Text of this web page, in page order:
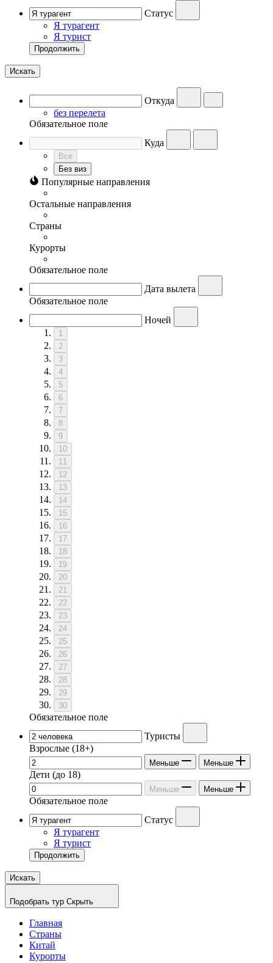
Статус
Я турагент
Я турист
Продолжить
Искать
Откуда
без перелета
Обязательное поле
Куда
Все
Без виз
Популярные направления
Остальные направления
Страны
Курорты
Обязательное поле
Дата вылета
Обязательное поле
Ночей
1
2
3
4
5
6
7
8
9
10
11
12
13
14
15
16
17
18
19
20
21
22
23
24
25
26
27
28
29
30
Обязательное поле
Туристы
Взрослые (18+)
Меньше Меньше
Дети (до 18)
Меньше Меньше
Обязательное поле
Статус
Я турагент
Я турист
Продолжить
Искать
Подобрать тур Скрыть
Главная
Страны
Китай
Курорты